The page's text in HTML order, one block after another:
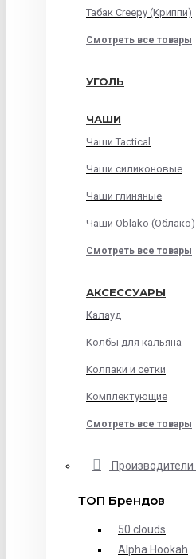
Табак Creepy (Криппи)
Смотреть все товары
УГОЛЬ
ЧАШИ
Чаши Tactical
Чаши силиконовые
Чаши глиняные
Чаши Oblako (Облако)
Смотреть все товары
АКСЕССУАРЫ
Калауд
Колбы для кальяна
Колпаки и сетки
Комплектующие
Смотреть все товары
Производители
ТОП Брендов
50 clouds
Alpha Hookah